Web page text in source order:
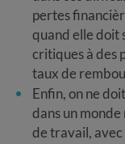
pertes
quand elle doit
critiques à des
taux de
Enfin, on ne
dans un
de travail,